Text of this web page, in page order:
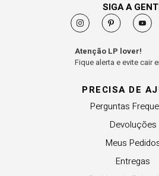
PRECISA DE
Perguntas
Devoluções
Meus
Entregas
SIGA A
Atenção LP lover!
Fique alerta e evite cair